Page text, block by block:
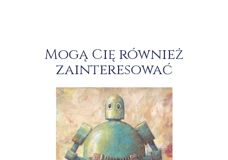
Mogą Cię również
zainteresować